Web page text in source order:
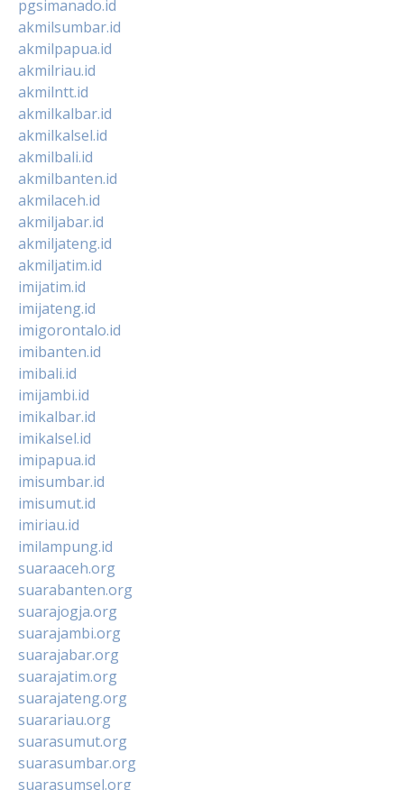
pgsimanado.id
akmilsumbar.id
akmilpapua.id
akmilriau.id
akmilntt.id
akmilkalbar.id
akmilkalsel.id
akmilbali.id
akmilbanten.id
akmilaceh.id
akmiljabar.id
akmiljateng.id
akmiljatim.id
imijatim.id
imijateng.id
imigorontalo.id
imibanten.id
imibali.id
imijambi.id
imikalbar.id
imikalsel.id
imipapua.id
imisumbar.id
imisumut.id
imiriau.id
imilampung.id
suaraaceh.org
suarabanten.org
suarajogja.org
suarajambi.org
suarajabar.org
suarajatim.org
suarajateng.org
suarariau.org
suarasumut.org
suarasumbar.org
suarasumsel.org